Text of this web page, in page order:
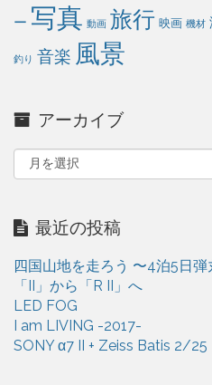
ー 写真 動画 旅行 映画 機材
釣り 音楽 風景
アーカイブ
ア
ー
イ
ブ 最近の投稿
四国山地を走ろう 〜4泊5日
「II」から「R II」へ
LED FOG
I am LIVING -2017-
SONY α7 II + Zeiss Batis 2/25